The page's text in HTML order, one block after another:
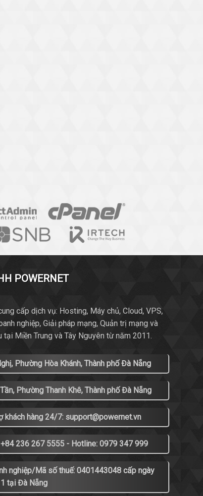
POWERNET
cấp dịch vụ: Hosting, Máy chủ, Cloud, VPS,
nghiệp, Giải pháp mạng, Quản trị mạng và
tại Miền Trung và Tây Nguyên từ năm 2011.
Phường Hòa Khánh, Thành phố Đà Nẵng
Phường Thanh Khê, Thành phố Đà Nẵng
khách hàng 24/7: support@powernet.vn
236 267 5555 - Hotline: 0979 347 999
nghiệp/Mã số thuế: 0401443048 cấp ngày
tại Đà Nẵng